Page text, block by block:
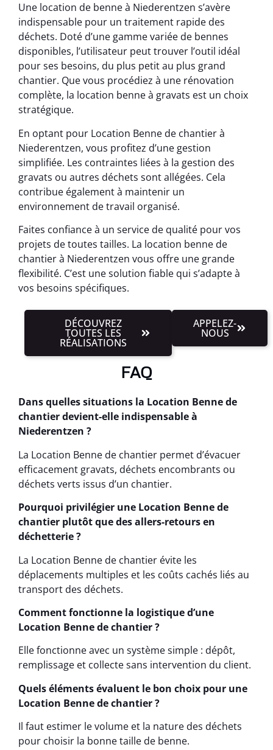
Une location de benne à Niederentzen s’avère
indispensable pour un traitement rapide des
déchets. Doté d’une gamme variée de bennes
disponibles, l’utilisateur peut trouver l’outil idéal
pour ses besoins, du plus petit au plus grand
chantier. Que vous procédiez à une rénovation
complète, la location benne à gravats est un choix
stratégique.
En optant pour Location Benne de chantier à
Niederentzen, vous profitez d’une gestion
simplifiée. Les contraintes liées à la gestion des
gravats ou autres déchets sont allégées. Cela
contribue également à maintenir un
environnement de travail organisé.
Faites confiance à un service de qualité pour vos
projets de toutes tailles. La location benne de
chantier à Niederentzen vous offre une grande
flexibilité. C’est une solution fiable qui s’adapte à
vos besoins spécifiques.
DÉCOUVREZ
TOUTES LES
RÉALISATIONS
APPELEZ-
NOUS
FAQ
Dans quelles situations la Location Benne de
chantier devient-elle indispensable à
Niederentzen ?
La Location Benne de chantier permet d’évacuer
efficacement gravats, déchets encombrants ou
déchets verts issus d’un chantier.
Pourquoi privilégier une Location Benne de
chantier plutôt que des allers-retours en
déchetterie ?
La Location Benne de chantier évite les
déplacements multiples et les coûts cachés liés au
transport des déchets.
Comment fonctionne la logistique d’une
Location Benne de chantier ?
Elle fonctionne avec un système simple : dépôt,
remplissage et collecte sans intervention du client.
Quels éléments évaluent le bon choix pour une
Location Benne de chantier ?
Il faut estimer le volume et la nature des déchets
pour choisir la bonne taille de benne.